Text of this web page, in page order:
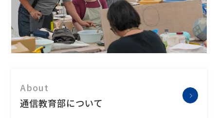
About
通信教育部について